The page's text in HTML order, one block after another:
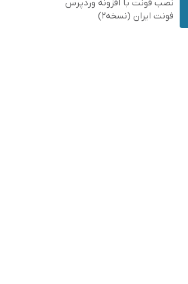
نصب فونت با افزونه وردپرس
فونت ایران (نسخه2)